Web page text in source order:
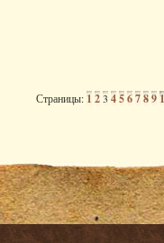
Страницы:1 23 456789